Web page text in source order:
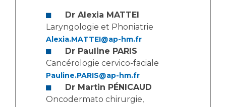
Vos représentants
La Commission Des Usagers (CDU)
Les Comités Locaux des Usagers
Le projet des usagers
Qualité
Fournisseurs
Rôles et missions
Liste des marchés conclus
Documents utiles
Dr Alexia MATTEI
Laryngologie et Phoniatrie
Alexia.MATTEI@ap-hm.fr
Dr Pauline PARIS
Cancérologie cervico-faciale
Pauline.PARIS@ap-hm.fr
Dr Martin PÉNICAUD
Oncodermato chirurgie,